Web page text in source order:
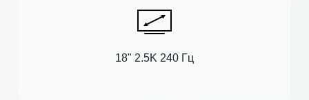
18" 2.5K 240 Гц